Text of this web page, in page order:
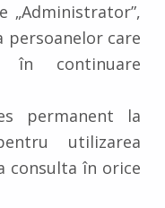
„Administrator”,
care
în continuare
permanent la
utilizarea
consulta în orice